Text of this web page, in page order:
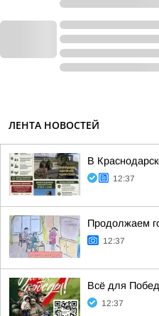
ЛЕНТА НОВОСТЕЙ
В
12:37
Продолжаем
12:37
Всё для
12:37